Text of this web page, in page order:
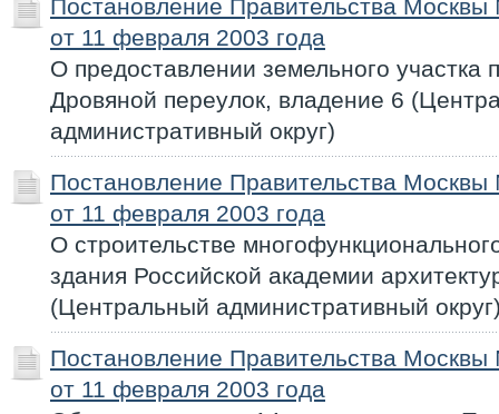
Постановление Правительства
от 11 февраля 2003 года
О предоставлении земельного участка
Дровяной переулок, владение 6
административный округ)
Постановление Правительства
от 11 февраля 2003 года
О строительстве
здания Российской академии
(Центральный административный
Постановление Правительства
от 11 февраля 2003 года